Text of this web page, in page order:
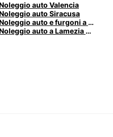
auto Valencia
auto Siracusa
Noleggio auto e furgoni a Pescara
Noleggio auto a Lamezia Terme, Italia